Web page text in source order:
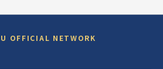
OFFICIAL NETWORK